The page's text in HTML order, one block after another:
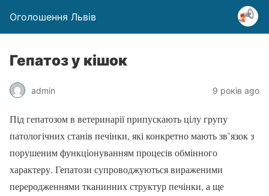
Оголошення Львів
Гепатоз у кішок
admin 9 років ago
Під гепатозом в ветеринарії припускають цілу групу
патологічних станів печінки, які конкретно мають зв’язок з
порушеним функціонуванням процесів обмінного
характеру. Гепатози супроводжуються вираженими
переродженнями тканинних структур печінки, а ще